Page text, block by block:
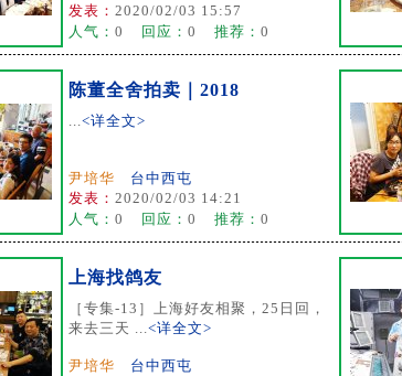
发表： 2020/02/03 15:57
人气： 0 回应： 0 推荐： 0
陈董全舍拍卖｜2018
...<详全文>
尹培华
台中西屯
发表： 2020/02/03 14:21
人气： 0 回应： 0 推荐： 0
上海找鸽友
［专集-13］上海好友相聚，25日回，
来去三天 ...<详全文>
尹培华
台中西屯